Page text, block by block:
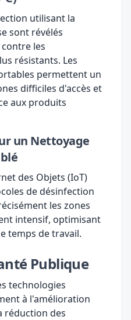
utilisant la
sont révélés
les
résistants. Les
permettent un
difficiles d'accès et
aux produits
un Nettoyage
des Objets (IoT)
de désinfection
les zones
intensif, optimisant
temps de travail.
Publique
technologies
à l'amélioration
réduction des